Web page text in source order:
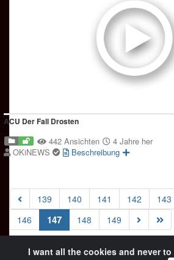
ACU Der Fall Drosten
442 Ansichten
4 Jahre her
OKiNEWS
Beschreibung
139 140 141 142 143
146
147(current)
148 149
I want all the cookies and never